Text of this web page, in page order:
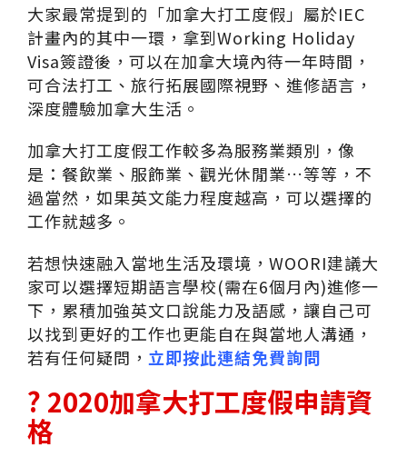
大家最常提到的「加拿大打工度假」屬於IEC
計畫內的其中一環，拿到Working Holiday
Visa簽證後，可以在加拿大境內待一年時間，
可合法打工、旅行拓展國際視野、進修語言，
深度體驗加拿大生活。
加拿大打工度假工作較多為服務業類別，像
是：餐飲業、服飾業、觀光休閒業…等等，不
過當然，如果英文能力程度越高，可以選擇的
工作就越多。
若想快速融入當地生活及環境，WOORI建議大
家可以選擇短期語言學校(需在6個月內)進修一
下，累積加強英文口說能力及語感，讓自己可
以找到更好的工作也更能自在與當地人溝通，
若有任何疑問， 立即按此連結免費詢問
? 2020加拿大打工度假申請資
格